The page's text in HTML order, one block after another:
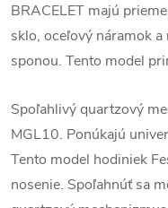
BRACELET majú
sklo, oceľový náramok
sponou. Tento model
Spoľahlivý quartzový
MGL10. Ponúkajú
Tento model hodiniek
nosenie. Spoľahnúť sa